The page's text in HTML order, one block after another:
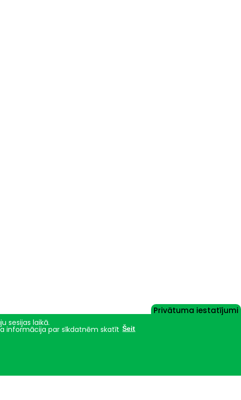
Privātuma iestatījumi
sesijas laikā.
informācija par sīkdatnēm skatīt Šeit